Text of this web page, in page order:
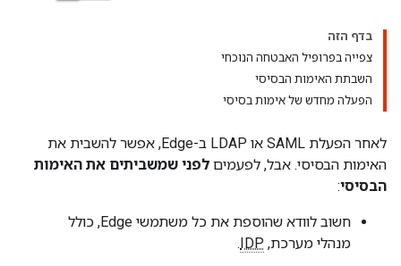
בדף הזה
צפייה בפרופיל האבטחה הנוכחי
השבתת האימות הבסיסי
הפעלה מחדש של אימות בסיסי
לאחר הפעלת SAML או LDAP ב-Edge, אפשר להשבית את
האימות הבסיסי. אבל, לפעמים לפני שמשביתים את האימות
הבסיסי:
חשוב לוודא שהוספת את כל משתמשי Edge, כולל
מנהלי מערכת, IDP
.